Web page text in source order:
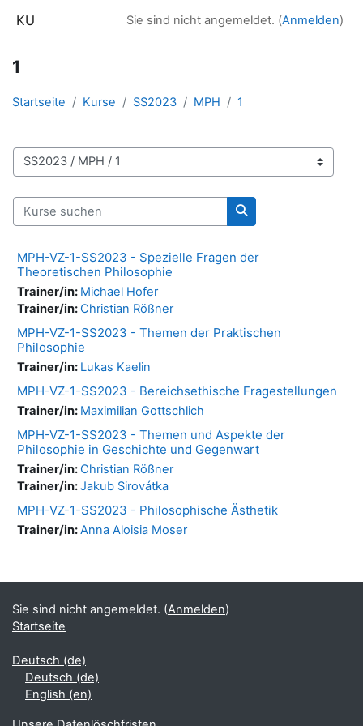
KU Sie sind nicht angemeldet. (Anmelden)
1
Startseite Kurse SS2023 MPH 1
Kursbereiche
Kurse suchen
Kurse suchen
MPH-VZ-1-SS2023 - Spezielle Fragen der
Theoretischen Philosophie
Trainer/in: Michael Hofer
Trainer/in:Christian Rößner
MPH-VZ-1-SS2023 - Themen der Praktischen
Philosophie
Trainer/in: Lukas Kaelin
MPH-VZ-1-SS2023 - Bereichsethische Fragestellungen
Trainer/in: Maximilian Gottschlich
MPH-VZ-1-SS2023 - Themen und Aspekte der
Philosophie in Geschichte und Gegenwart
Trainer/in:Christian Rößner
Trainer/in:Jakub Sirovátka
MPH-VZ-1-SS2023 - Philosophische Ästhetik
Trainer/in:Anna Aloisia Moser
Ergänzungsblöcke
Sie sind nicht angemeldet. (Anmelden)
Startseite
Deutsch ‎(de)‎
Deutsch ‎(de)‎
English ‎(en)‎